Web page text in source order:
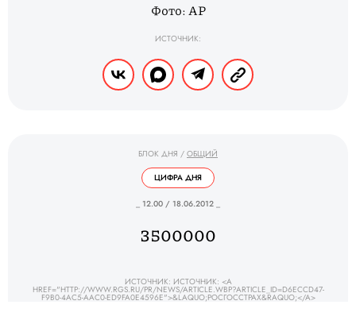
Фото: AP
ИСТОЧНИК:
БЛОК ДНЯ / ОБЩИЙ
ЦИФРА ДНЯ
_ 12.00 / 18.06.2012 _
3500000
ИСТОЧНИК: ИСТОЧНИК: <A
HREF="HTTP://WWW.RGS.RU/PR/NEWS/ARTICLE.WBP?ARTICLE_ID=D6ECCD47-
F9B0-4AC5-AAC0-ED9FA0E4596E">&LAQUO;РОСГОССТРАХ&RAQUO;</A>